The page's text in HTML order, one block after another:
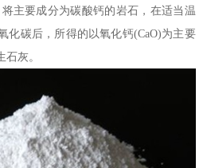
主要成分为碳酸钙的岩石，在适当温
化碳后，所得的以氧化钙(CaO)为主要
灰。